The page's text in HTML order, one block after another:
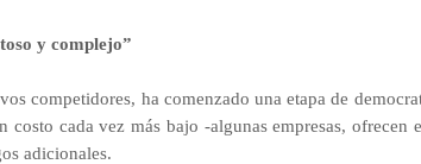
y complejo”
competidores, ha comenzado una etapa de
costo cada vez más bajo -algunas empresas, ofrecen
adicionales.